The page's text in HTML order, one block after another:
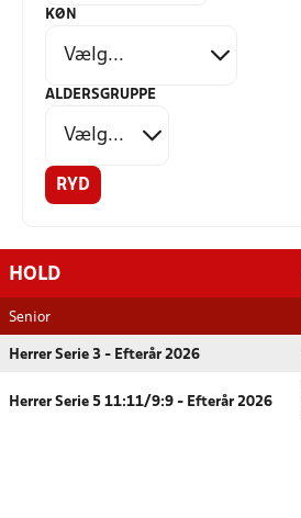
KØN
ALDERSGRUPPE
RYD
HOLD
Senior
Herrer Serie 3 - Efterår 2026
Herrer Serie 5 11:11/9:9 - Efterår 2026